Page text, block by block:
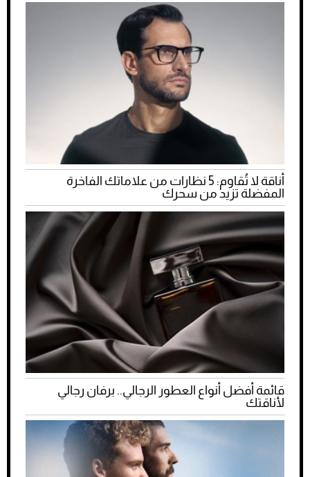
أناقة لا تُقاوم: 5 نظارات من علاماتك الفاخرة
المفضلة تزيد من سحرك
قائمة أفضل أنواع العطور الرجالي.. برفان رجالي
لأناقتك